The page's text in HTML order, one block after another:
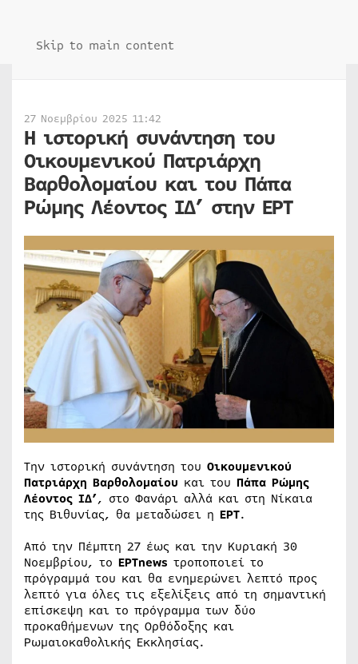
Skip to main content
27 Νοεμβρίου 2025 11:42
Η ιστορική συνάντηση του
Οικουμενικού Πατριάρχη
Βαρθολομαίου και του Πάπα
Ρώμης Λέοντος ΙΔ’ στην ΕΡΤ
Την ιστορική συνάντηση του Οικουμενικού
Πατριάρχη Βαρθολομαίου και του Πάπα Ρώμης
Λέοντος ΙΔ’, στο Φανάρι αλλά και στη Νίκαια
της Βιθυνίας, θα μεταδώσει η ΕΡΤ.
Από την Πέμπτη 27 έως και την Κυριακή 30
Νοεμβρίου, το ΕΡΤnews τροποποιεί το
πρόγραμμά του και θα ενημερώνει λεπτό προς
λεπτό για όλες τις εξελίξεις από τη σημαντική
επίσκεψη και το πρόγραμμα των δύο
προκαθήμενων της Ορθόδοξης και
Ρωμαιοκαθολικής Εκκλησίας.